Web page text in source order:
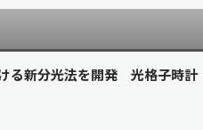
る新分光法を開発 光格子時計